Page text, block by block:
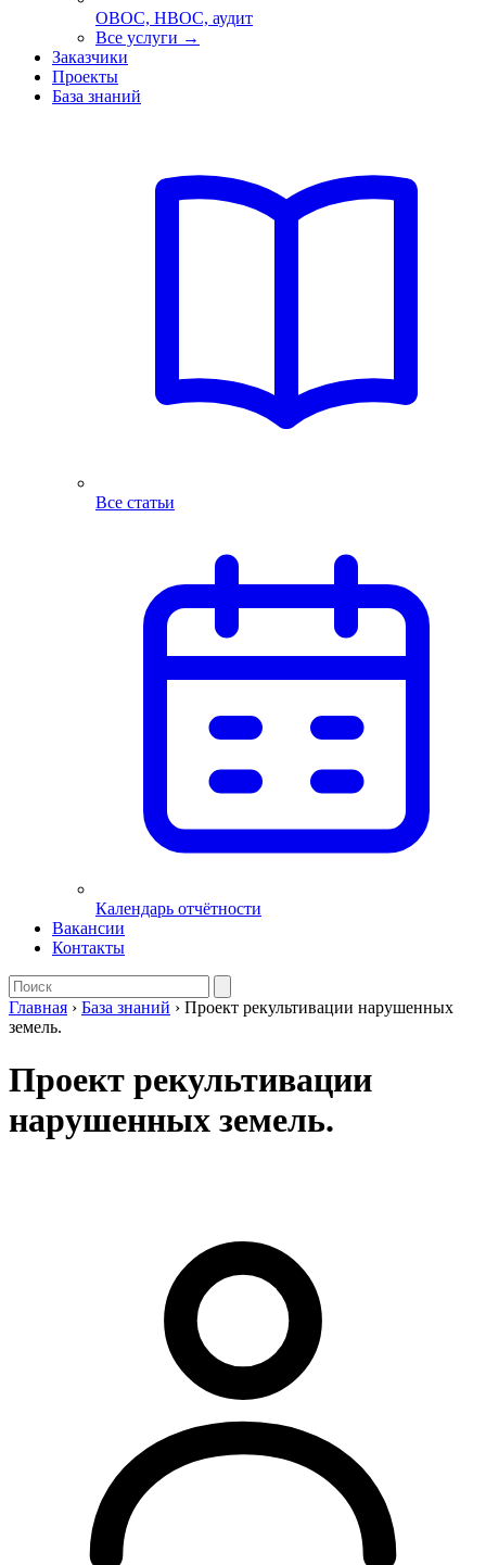
ОВОС, НВОС, аудит
Все услуги →
Заказчики
Проекты
База знаний
Все статьи
Календарь отчётности
Вакансии
Контакты
Главная › База знаний › Проект рекультивации нарушенных
земель.
Проект рекультивации
нарушенных земель.